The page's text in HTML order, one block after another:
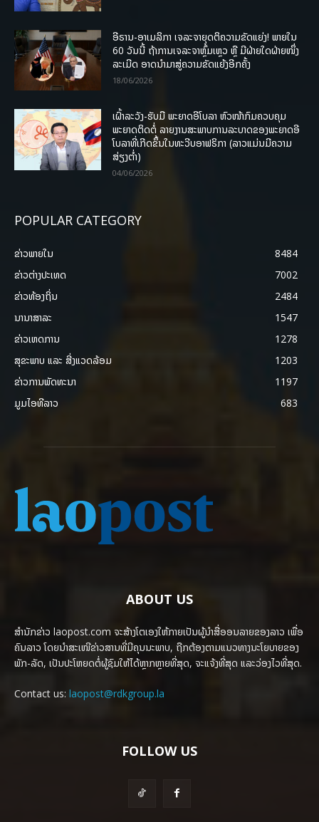
ອີຣານ-ອາເມລິກາ ເຈລະຈາຍຸດຕິຄວາມຂັດແຍ່ງ! ພາຍໃນ
60 ວັນນີ້ ຖ້າການເຈລະຈາຫຼົ້ມເຫຼວ ຫຼື ມີຝ່າຍໃດຝ່າຍໜຶ່ງ
ລະເມີດ ອາດນໍາມາສູ່ຄວາມຂັດແຍ້ງອີກຄັ້ງ
18/06/2026
ເຝົ້າລະວັງ-ຮັບມື ພະຍາດອີໂບລາ ຫົວໜ້າກົມຄວບຄຸມ
ພະຍາດຕິດຕໍ່ ລາຍງານສະພາບການລະບາດຂອງພະຍາດອີ
ໂບລາທີ່ເກີດຂຶ້ນໃນທະວີບອາຟຣິກາ (ລາວແມ່ນມີຄວາມ
ສ່ຽງຕໍ່າ)
04/06/2026
POPULAR CATEGORY
ຂ່າວພາຍ​ໃນ
8484
ຂ່າວຕ່າງປະເທດ
7002
ຂ່າວທ້ອງຖິ່ນ
2484
ນານາສາລະ
1547
ຂ່າວເຫດການ
1278
ສຸຂະພາບ ແລະ ສີ່ງແວດລ້ອມ
1203
ຂ່າວການພັດທະນາ
1197
ມູມໄອທີລາວ
683
ABOUT US
ສຳນັກຂ່າວ laopost.com ຈະສ້າງໂຕເອງໃຫ້ກາຍເປັນຜູ້ນຳສື່ອອນລາຍຂອງລາວ ເພື່ອ
ຄົນລາວ ໂດຍນຳສະເໜີຂ່າວສານທີ່ມີຄຸນນະພາບ, ຖືກຕ້ອງຕາມແນວທາງນະໂຍບາຍຂອງ
ພັກ-ລັດ, ເປັນປະໂຫຍດຕໍ່ຜູ້ຊົມໃຫ້ໄດ້ຫຼາກຫຼາຍທີ່ສຸດ, ຈະແຈ້ງທີ່ສຸດ ແລະວ່ອງໄວທີ່ສຸດ.
Contact us: laopost@rdkgroup.la
FOLLOW US